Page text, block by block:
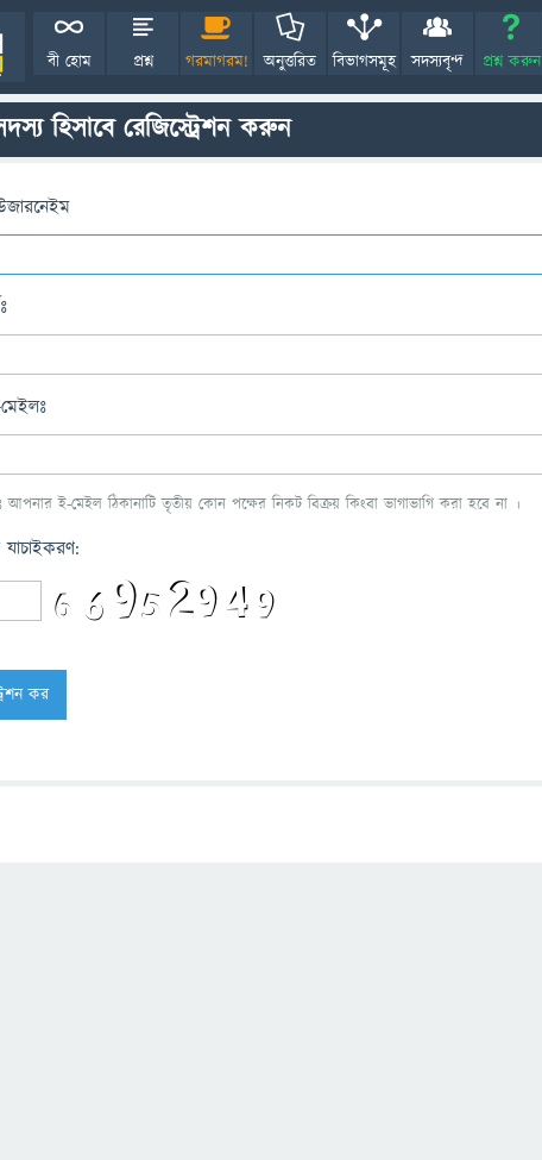
বী হোম প্রশ্ন গরমাগরম! অনুত্তরিত বিভাগসমূহ সদস্যবৃন্দ প্রশ্ন করুন
হিসাবে রেজিস্ট্রেশন করুন
আপনার ই-মেইল ঠিকানাটি তৃতীয় কোন পক্ষের নিকট বিক্রয় কিংবা ভাগাভাগি করা হবে না ।
যাচাইকরণ: